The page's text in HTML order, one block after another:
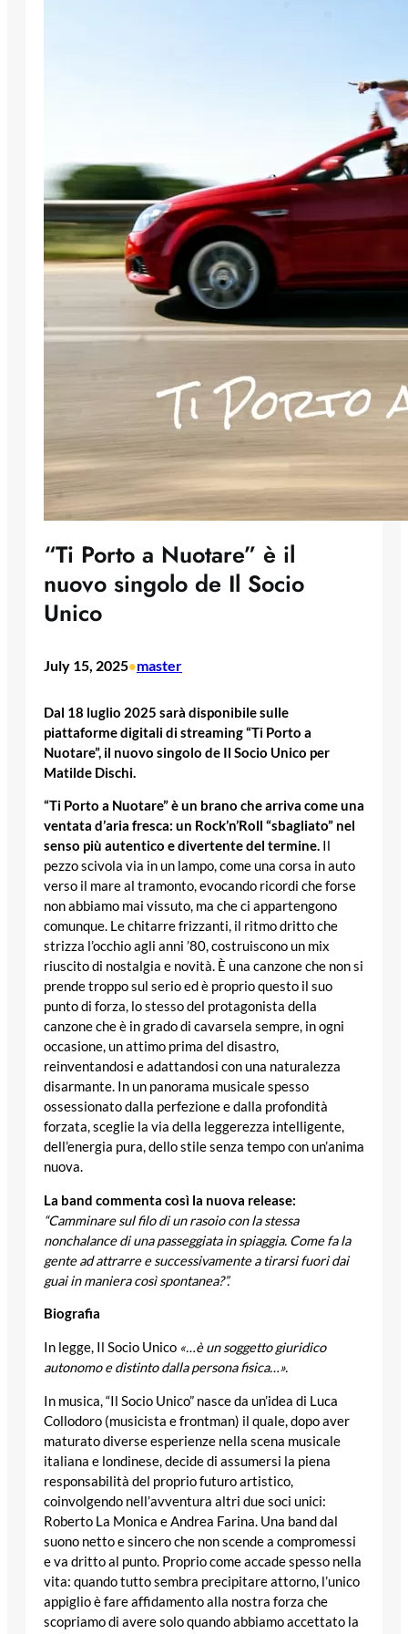
“Ti Porto a Nuotare” è il
nuovo singolo de Il Socio
Unico
July 15, 2025•master
Dal 18 luglio 2025 sarà disponibile sulle
piattaforme digitali di streaming “Ti Porto a
Nuotare”, il nuovo singolo de Il Socio Unico per
Matilde Dischi.
“Ti Porto a Nuotare” è un brano che arriva come una
ventata d’aria fresca: un Rock’n’Roll “sbagliato” nel
senso più autentico e divertente del termine. Il
pezzo scivola via in un lampo, come una corsa in auto
verso il mare al tramonto, evocando ricordi che forse
non abbiamo mai vissuto, ma che ci appartengono
comunque. Le chitarre frizzanti, il ritmo dritto che
strizza l’occhio agli anni ’80, costruiscono un mix
riuscito di nostalgia e novità. È una canzone che non si
prende troppo sul serio ed è proprio questo il suo
punto di forza, lo stesso del protagonista della
canzone che è in grado di cavarsela sempre, in ogni
occasione, un attimo prima del disastro,
reinventandosi e adattandosi con una naturalezza
disarmante. In un panorama musicale spesso
ossessionato dalla perfezione e dalla profondità
forzata, sceglie la via della leggerezza intelligente,
dell’energia pura, dello stile senza tempo con un’anima
nuova.
La band commenta così la nuova release:
“Camminare sul filo di un rasoio con la stessa
nonchalance di una passeggiata in spiaggia. Come fa la
gente ad attrarre e successivamente a tirarsi fuori dai
guai in maniera così spontanea?”.
Biografia
In legge, Il Socio Unico «…è un soggetto giuridico
autonomo e distinto dalla persona fisica…».
In musica, “Il Socio Unico” nasce da un’idea di Luca
Collodoro (musicista e frontman) il quale, dopo aver
maturato diverse esperienze nella scena musicale
italiana e londinese, decide di assumersi la piena
responsabilità del proprio futuro artistico,
coinvolgendo nell’avventura altri due soci unici:
Roberto La Monica e Andrea Farina. Una band dal
suono netto e sincero che non scende a compromessi
e va dritto al punto. Proprio come accade spesso nella
vita: quando tutto sembra precipitare attorno, l’unico
appiglio è fare affidamento alla nostra forza che
scopriamo di avere solo quando abbiamo accettato la